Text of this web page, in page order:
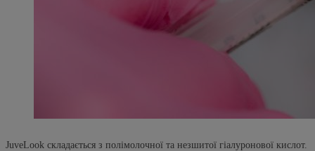
JuveLook складається з полімолочної та незшитої гіалуронової кислот.